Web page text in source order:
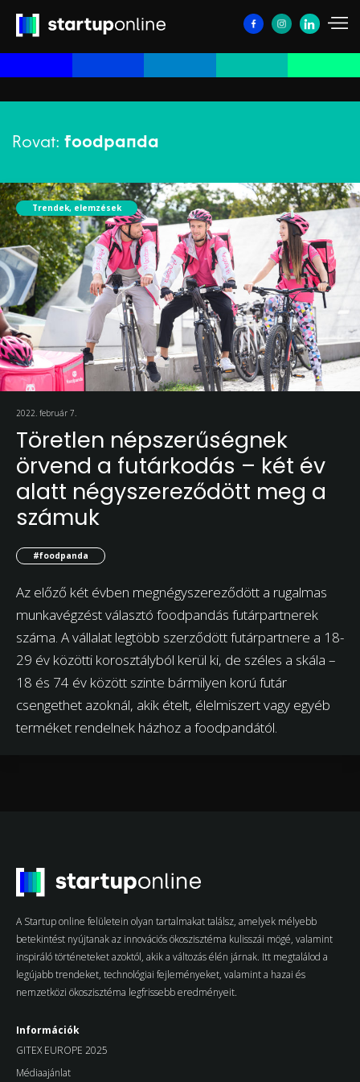
Rovat: foodpanda
Trendek, elemzések
2022. február 7.
Töretlen népszerűségnek
örvend a futárkodás – két év
alatt négyszereződött meg a
számuk
#foodpanda
Az előző két évben megnégyszereződött a rugalmas
munkavégzést választó foodpandás futárpartnerek
száma. A vállalat legtöbb szerződött futárpartnere a 18-
29 év közötti korosztályból kerül ki, de széles a skála –
18 és 74 év között szinte bármilyen korú futár
csengethet azoknál, akik ételt, élelmiszert vagy egyéb
terméket rendelnek házhoz a foodpandától.
A Startup online felületein olyan tartalmakat találsz, amelyek mélyebb
betekintést nyújtanak az innovációs ökoszisztéma kulisszái mögé, valamint
inspiráló történeteket azoktól, akik a változás élén járnak. Itt megtalálod a
legújabb trendeket, technológiai fejleményeket, valamint a hazai és
nemzetközi ökoszisztéma legfrissebb eredményeit.
Információk
GITEX EUROPE 2025
Médiaajánlat